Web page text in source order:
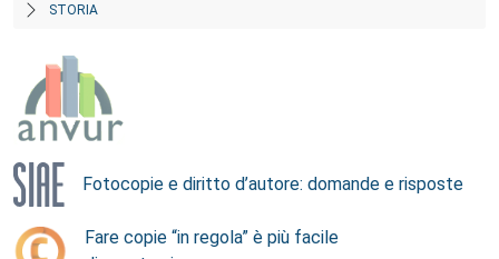
STORIA
Fotocopie e diritto d’autore: domande e risposte
Fare copie “in regola” è più facile